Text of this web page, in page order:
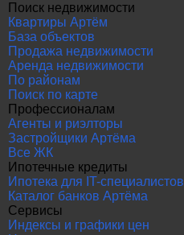
Поиск недвижимости
Квартиры Артём
База объектов
Продажа недвижимости
Аренда недвижимости
По районам
Поиск по карте
Профессионалам
Агенты и риэлторы
Застройщики Артёма
Все ЖК
Ипотечные кредиты
Ипотека для IT-специалистов
Каталог банков Артёма
Сервисы
Индексы и графики цен